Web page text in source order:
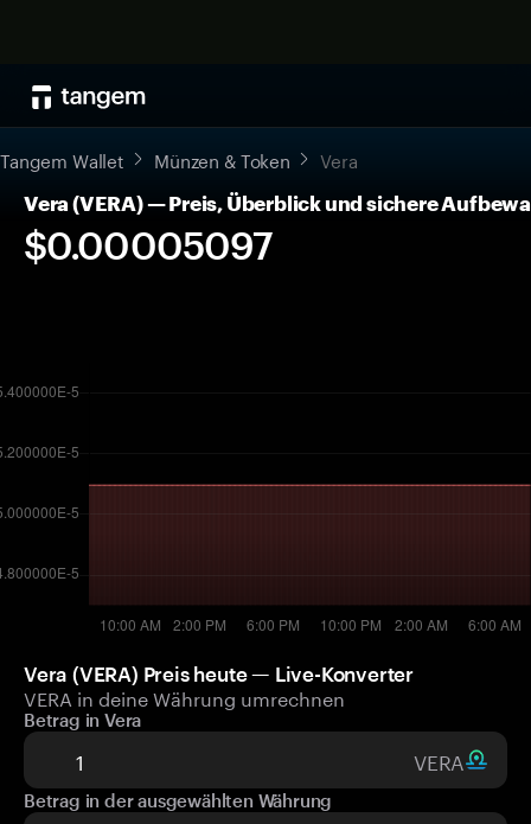
Tangem Wallet Münzen & Token Vera
Vera (VERA) — Preis, Überblick und sichere
$0.00005097
Vera (VERA) Preis heute — Live-Konverter
VERA in deine Währung umrechnen
Betrag in Vera
VERA
Betrag in der ausgewählten Währung